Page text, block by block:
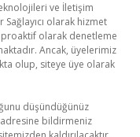
ve İletişim
Sağlayıcı olarak hizmet
olarak denetleme
Ancak, üyelerimiz
olup, siteye üye olarak
düşündüğünüz
adresine bildirmeniz